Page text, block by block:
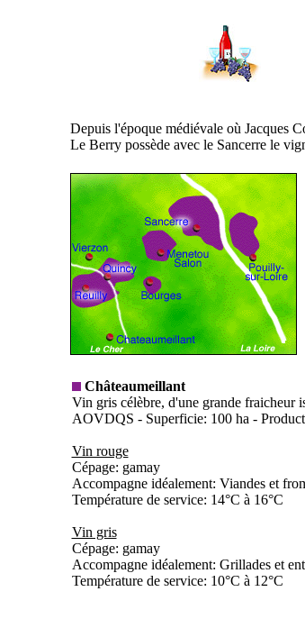
Depuis l'époque médiévale où Jacques
Le Berry possède avec le Sancerre le
Châteaumeillant
Vin gris célèbre, d'une grande fraicheur
AOVDQS - Superficie: 100 ha -
Vin rouge
Cépage: gamay
Accompagne idéalement: Viandes et
Température de service: 14°C à 16°C
Vin gris
Cépage: gamay
Accompagne idéalement: Grillades et
Température de service: 10°C à 12°C